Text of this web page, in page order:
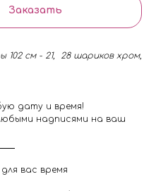
Заказать
102 см - 21, 28 шариков хром,
дату и время!
надписями на ваш
вас время